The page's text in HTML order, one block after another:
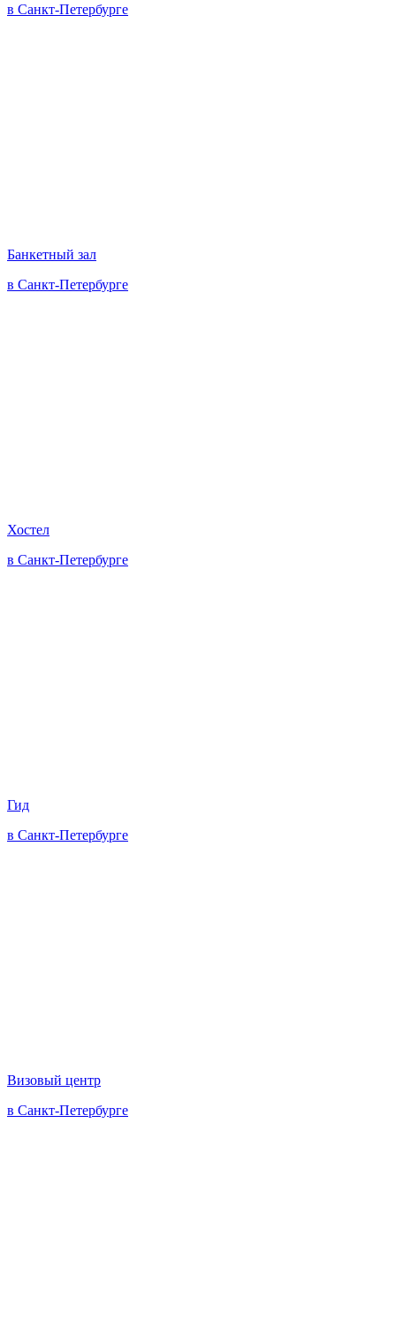
в Санкт-Петербурге
Банкетный зал
в Санкт-Петербурге
Хостел
в Санкт-Петербурге
Гид
в Санкт-Петербурге
Визовый центр
в Санкт-Петербурге